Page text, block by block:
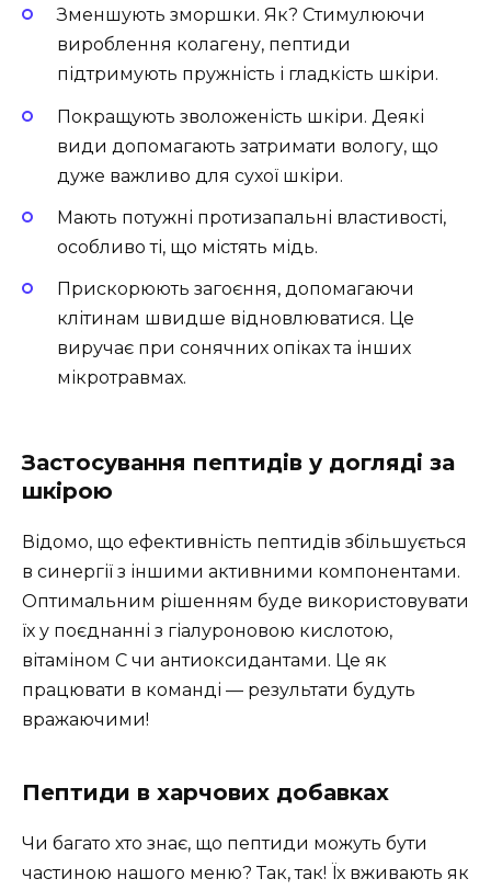
Зменшують зморшки. Як? Стимулюючи
вироблення колагену, пептиди
підтримують пружність і гладкість шкіри.
Покращують зволоженість шкіри. Деякі
види допомагають затримати вологу, що
дуже важливо для сухої шкіри.
Мають потужні протизапальні властивості,
особливо ті, що містять мідь.
Прискорюють загоєння, допомагаючи
клітинам швидше відновлюватися. Це
виручає при сонячних опіках та інших
мікротравмах.
Застосування пептидів у догляді за
шкірою
Відомо, що ефективність пептидів збільшується
в синергії з іншими активними компонентами.
Оптимальним рішенням буде використовувати
їх у поєднанні з гіалуроновою кислотою,
вітаміном C чи антиоксидантами. Це як
працювати в команді — результати будуть
вражаючими!
Пептиди в харчових добавках
Чи багато хто знає, що пептиди можуть бути
частиною нашого меню? Так, так! Їх вживають як